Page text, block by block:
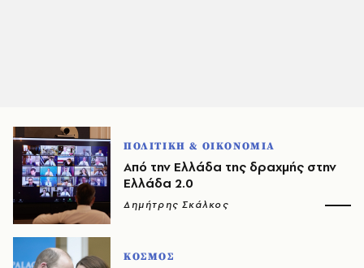
ΠΟΛΙΤΙΚΗ & ΟΙΚΟΝΟΜΙΑ
Από την Ελλάδα της δραχμής στην
Ελλάδα 2.0
Δημήτρης Σκάλκος
ΚΟΣΜΟΣ